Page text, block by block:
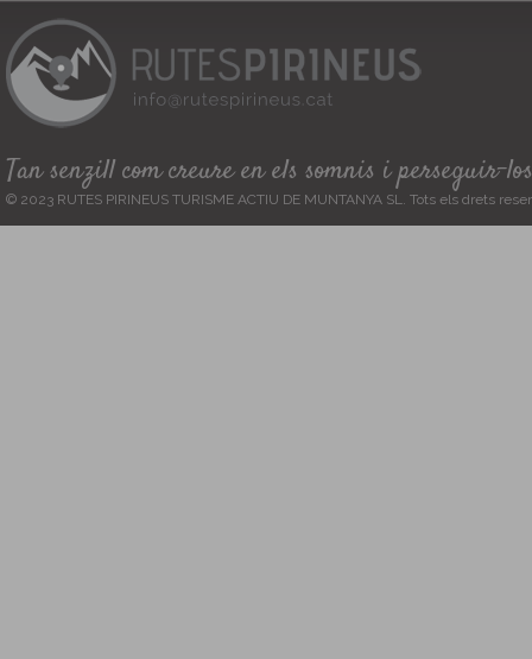
Tan senzill com creure en els somnis i perseguir-los
© 2023 RUTES PIRINEUS TURISME ACTIU DE MUNTANYA SL. Tots els drets